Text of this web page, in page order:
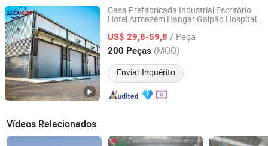
Casa Prefabricada Industrial Escritório
Hotel Armazém Hangar Galpão Hospital
ConstruçãoEstrutura de Aço
Modular
US$ 29,8-59,8 / Peça
200 Peças (MOQ)
Enviar Inquérito
SDKM Metal Materials Co., LTD
Shandong, China Desde 2024
Vídeos Relacionados